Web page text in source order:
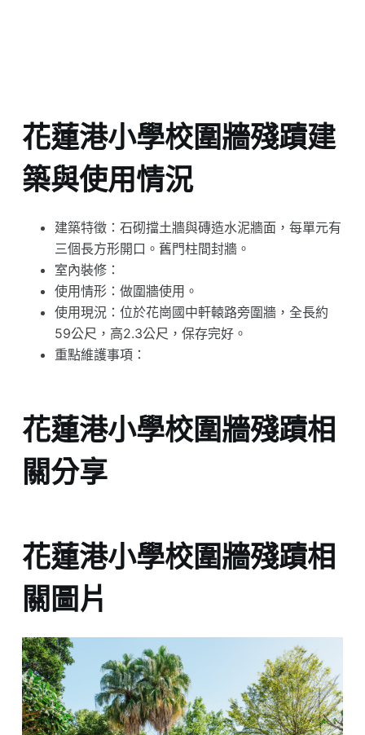
花蓮港小學校圍牆殘蹟建
築與使用情況
建築特徵：石砌擋土牆與磚造水泥牆面，每單元有
三個長方形開口。舊門柱間封牆。
室內裝修：
使用情形：做圍牆使用。
使用現況：位於花崗國中軒轅路旁圍牆，全長約
59公尺，高2.3公尺，保存完好。
重點維護事項：
花蓮港小學校圍牆殘蹟相
關分享
花蓮港小學校圍牆殘蹟相
關圖片